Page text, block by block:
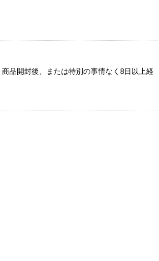
品開封後、または特別の事情なく8日以上経